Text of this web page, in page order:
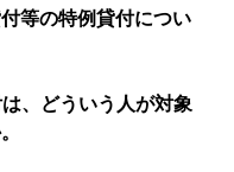
等の特例貸付につい
、どういう⼈が対象